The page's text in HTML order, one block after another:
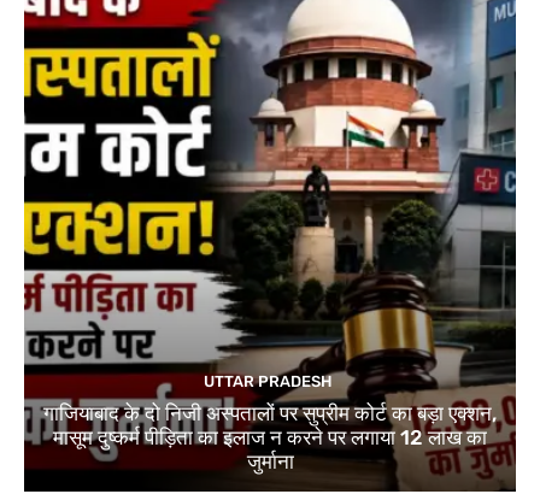
UTTAR PRADESH
गाजियाबाद के दो निजी अस्पतालों पर सुप्रीम कोर्ट का बड़ा एक्शन,
मासूम दुष्कर्म पीड़िता का इलाज न करने पर लगाया 12 लाख का
जुर्माना